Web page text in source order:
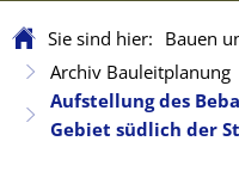
Sie sind hier: Bauen
Archiv Bauleitplanung
Aufstellung des
Gebiet südlich der